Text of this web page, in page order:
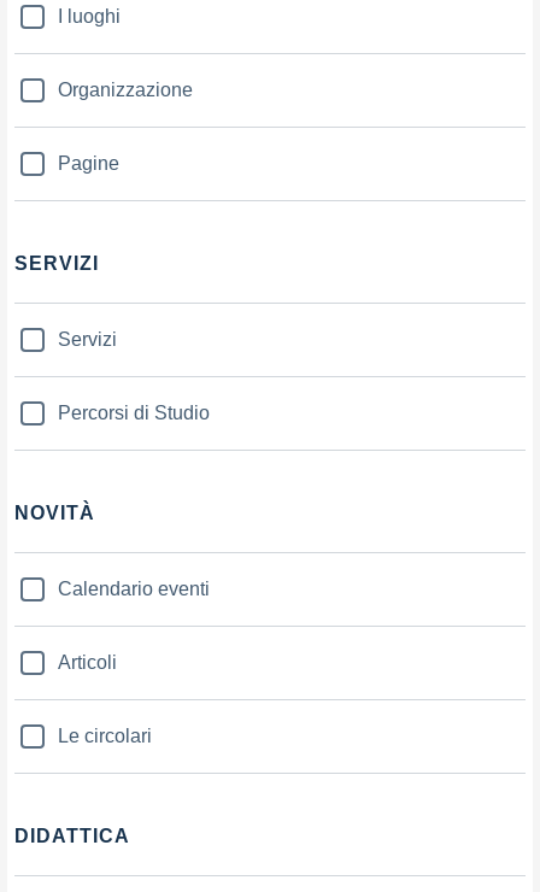
I luoghi
Organizzazione
Pagine
SERVIZI
Servizi
Percorsi di Studio
NOVITÀ
Calendario eventi
Articoli
Le circolari
DIDATTICA